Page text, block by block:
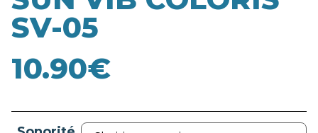
SV-05
10.90€